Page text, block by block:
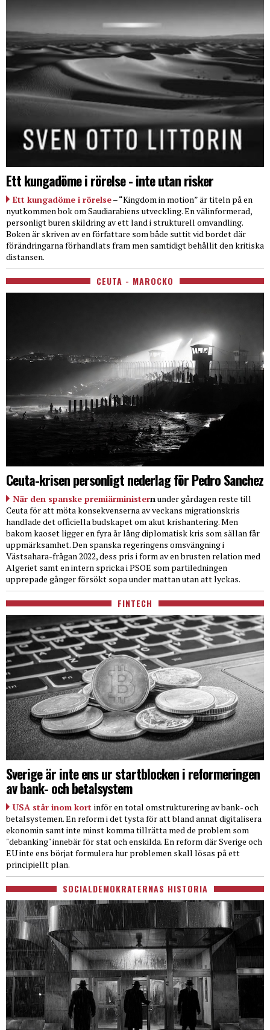
Ett kungadöme i rörelse - inte utan risker
Ett kungadöme i rörelse– “Kingdom in motion” är titeln på en
nyutkommen bok om Saudiarabiens utveckling. En välinformerad,
personligt buren skildring av ett land i strukturell omvandling.
Boken är skriven av en författare som både suttit vid bordet där
förändringarna förhandlats fram men samtidigt behållit den kritiska
distansen.
CEUTA - MAROCKO
Ceuta-krisen personligt nederlag för Pedro Sanchez
När den spanske premiärministernunder gårdagen reste till
Ceuta för att möta konsekvenserna av veckans migrationskris
handlade det officiella budskapet om akut krishantering. Men
bakom kaoset ligger en fyra år lång diplomatisk kris som sällan får
uppmärksamhet. Den spanska regeringens omsvängning i
Västsahara-frågan 2022, dess pris i form av en brusten relation med
Algeriet samt en intern spricka i PSOE som partiledningen
upprepade gånger försökt sopa under mattan utan att lyckas.
FINTECH
Sverige är inte ens ur startblocken i reformeringen
av bank- och betalsystem
USA står inom kort inför en total omstrukturering av bank- och
betalsystemen. En reform i det tysta för att bland annat digitalisera
ekonomin samt inte minst komma tillrätta med de problem som
"debanking" innebär för stat och enskilda. En reform där Sverige och
EU inte ens börjat formulera hur problemen skall lösas på ett
principiellt plan.
SOCIALDEMOKRATERNAS HISTORIA